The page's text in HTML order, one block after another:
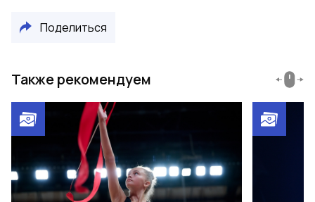
Поделиться
Также рекомендуем